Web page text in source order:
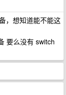
，想知道能不能这
要么没有 switch